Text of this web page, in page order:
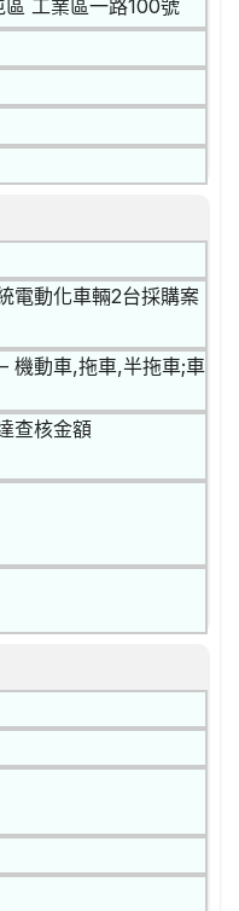
工業區一路100號
電動化車輛2台採購案
動車,拖車,半拖車;車
查核金額